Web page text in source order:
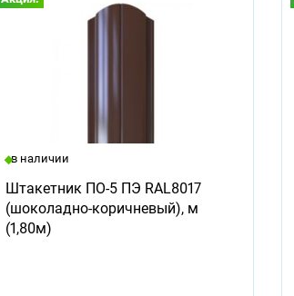
в наличии
Штакетник ПО-5 ПЭ RAL8017
(шоколадно-коричневый), м
(1,80м)